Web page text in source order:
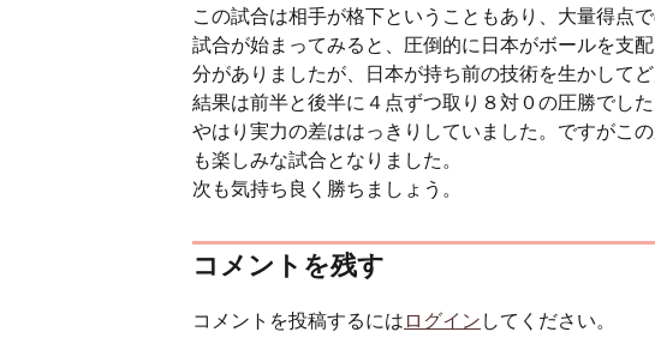
この試合は相手が格下ということもあり、大量得点
試合が始まってみると、圧倒的に日本がボールを支
分がありましたが、日本が持ち前の技術を生かして
結果は前半と後半に４点ずつ取り８対０の圧勝でした
やはり実力の差ははっきりしていました。ですがこ
も楽しみな試合となりました。
次も気持ち良く勝ちましょう。
コメントを残す
コメントを投稿するには ログイン してください。